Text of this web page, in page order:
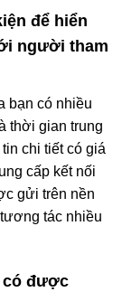
để hiển
người tham
bạn có nhiều
thời gian trung
chi tiết có giá
cấp kết nối
gửi trên nền
tác nhiều
có được